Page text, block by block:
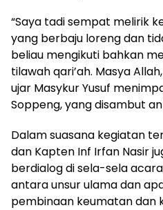
“Saya tadi sempat melirik
yang berbaju loreng dan
beliau mengikuti bahkan
tilawah qari’ah. Masya
ujar Masykur Yusuf
Soppeng, yang disambut
Dalam suasana kegiatan
dan Kapten Inf Irfan Nasir
berdialog di sela-sela
antara unsur ulama dan
pembinaan keumatan dan